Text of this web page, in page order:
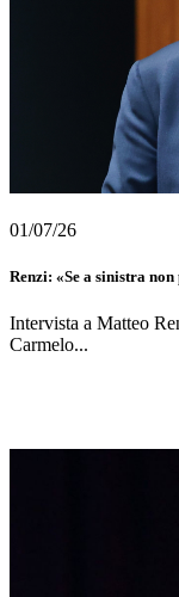
01/07/26
Renzi: «Se a sinistra
Intervista a Matteo
Carmelo...